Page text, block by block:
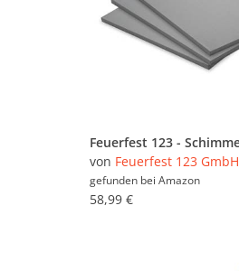
von Feuerfest 123 GmbH
gefunden bei Amazon
58,99 €